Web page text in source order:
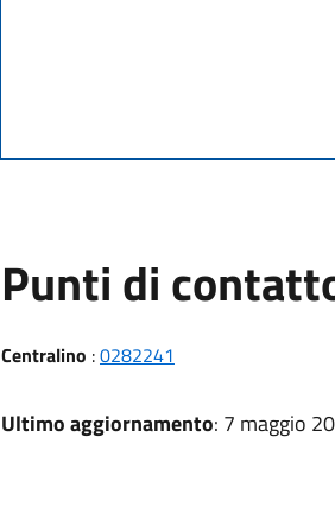
Punti di
Centralino :0282241
Ultimo aggiornamento: 7 maggio